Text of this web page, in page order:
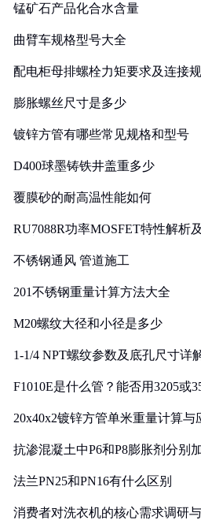
锰矿石产品化合水含量
曲臂车规格型号大全
配电柜母排螺栓力矩要求及连接
膨胀螺丝尺寸是多少
镀锌方管有哪些常见规格和型号
D400球墨铸铁井盖重多少
覆膜砂的耐高温性能如何
RU7088R功率MOSFET特性解析
不锈钢通风 管道施工
201不锈钢重量计算方法大全
M20螺纹大径和小径是多少
1-1/4 NPT螺纹参数及底孔尺寸详
F1010E是什么管？能否用3205或
20x40x2镀锌方管单米重量计算与
抗渗混凝土中P6和P8膨胀剂分别
法兰PN25和PN16有什么区别
消费者对洗衣机的核心需求调研